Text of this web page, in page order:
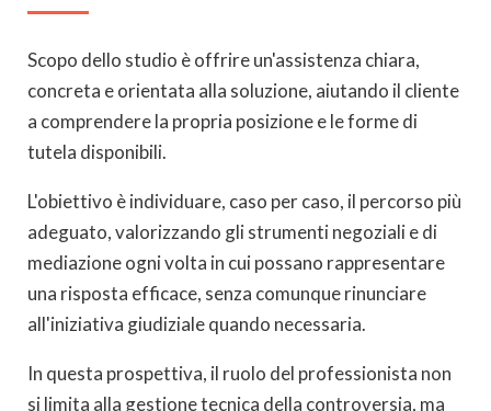
Scopo dello studio è offrire un'assistenza chiara,
concreta e orientata alla soluzione, aiutando il cliente
a comprendere la propria posizione e le forme di
tutela disponibili.
L'obiettivo è individuare, caso per caso, il percorso più
adeguato, valorizzando gli strumenti negoziali e di
mediazione ogni volta in cui possano rappresentare
una risposta efficace, senza comunque rinunciare
all'iniziativa giudiziale quando necessaria.
In questa prospettiva, il ruolo del professionista non
si limita alla gestione tecnica della controversia, ma